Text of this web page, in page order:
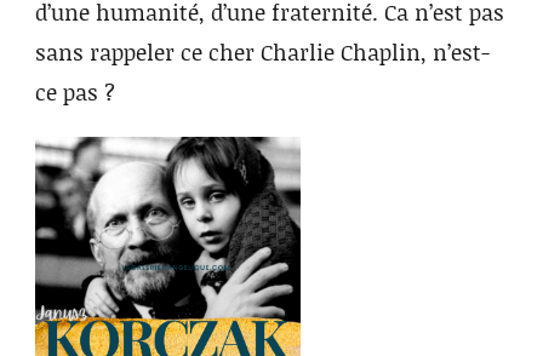
d’une humanité, d’une fraternité. Ca n’est pas
sans rappeler ce cher Charlie Chaplin, n’est-
ce pas ?